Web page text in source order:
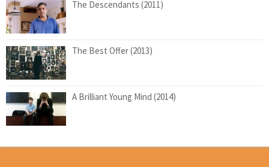
The Descendants (2011)
The Best Offer (2013)
A Brilliant Young Mind (2014)